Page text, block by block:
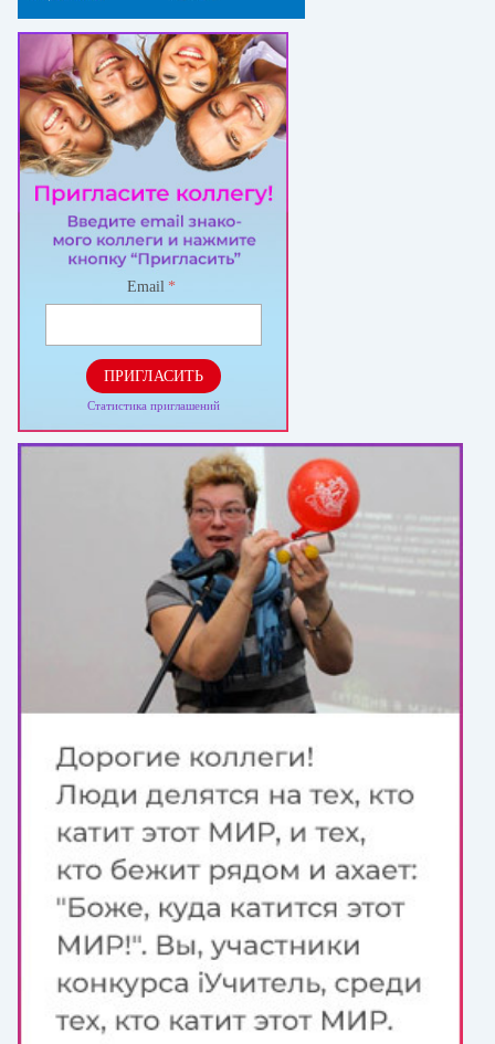
Email *
ПРИГЛАСИТЬ
Статистика приглашений